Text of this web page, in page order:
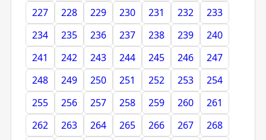
227
228 229 230 231 232
233
234
235 236 237 238 239
240
241
242 243 244 245 246
247
248
249 250 251 252 253
254
255
256 257 258 259 260
261
262
263 264 265 266 267
268